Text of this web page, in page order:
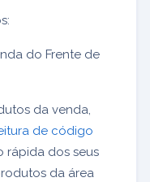
do Frente de
da venda,
de código
rápida dos seus
da área